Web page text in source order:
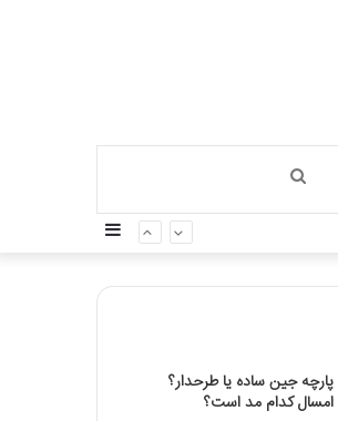
پارچه جین ساده یا طرحدار؟
امسال کدام مد است؟